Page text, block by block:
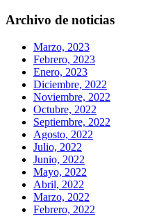
Archivo de noticias
Marzo, 2023
Febrero, 2023
Enero, 2023
Diciembre, 2022
Noviembre, 2022
Octubre, 2022
Septiembre, 2022
Agosto, 2022
Julio, 2022
Junio, 2022
Mayo, 2022
Abril, 2022
Marzo, 2022
Febrero, 2022